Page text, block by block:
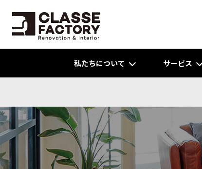
私たちについて サービス